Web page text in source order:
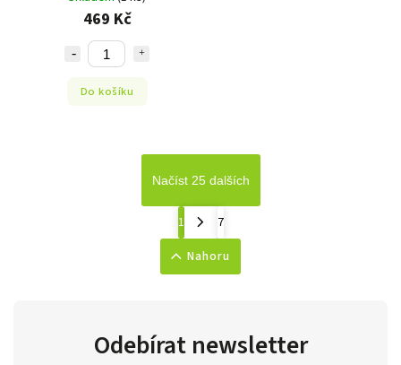
469 Kč
Do košíku
Načíst 25 dalších
1
7
Nahoru
Odebírat newsletter